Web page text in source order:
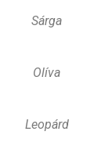
Sárga
Olíva
Leopárd